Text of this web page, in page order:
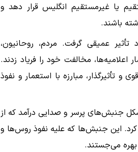
یا غیرمستقیم انگلیس قرار دهد و
باشند.
عمیقی گرفت. مردم، روحانیون،
اعلامیه‌ها، مخالفت خود را فریاد زدند.
و تأثیرگذار، مبارزه با استعمار و نفوذ
جنبش‌های پرسر و صدایی درآمد که از
این جنبش‌ها که علیه نفوذ روس‌ها و
بهره می‌جستند.